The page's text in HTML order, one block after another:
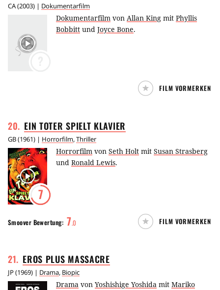
CA(2003) | Dokumentarfilm
Dokumentarfilm von Allan King mit Phyllis
Bobbitt und Joyce Bone.
FILM VORMERKEN
20. EIN TOTER SPIELT KLAVIER
GB(1961) | Horrorfilm,Thriller
7
Horrorfilm von Seth Holt mit Susan Strasberg
und Ronald Lewis.
Smoover Bewertung: 7.0 FILM VORMERKEN
21. EROS PLUS MASSACRE
JP(1969) | Drama, Biopic
Drama von Yoshishige Yoshida mit Mariko